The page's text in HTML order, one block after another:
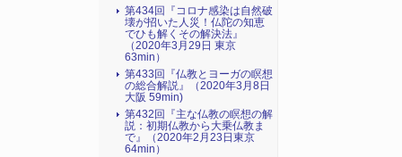
第434回『コロナ感染は自然破
壊が招いた人災！仏陀の知恵
でひも解くその解決法』
（2020年3月29日 東京
63min）
第433回『仏教とヨーガの瞑想
の総合解説』（2020年3月8日
大阪 59min)
第432回『主な仏教の瞑想の解
説：初期仏教から大乗仏教ま
で』（2020年2月23日東京
64min）